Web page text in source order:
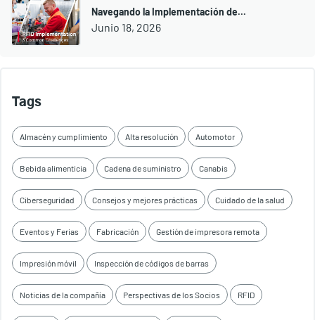
Navegando la Implementación de...
Junio 18, 2026
Tags
Almacén y cumplimiento Alta resolución Automotor
Bebida alimenticia Cadena de suministro Canabis
Ciberseguridad Consejos y mejores prácticas Cuidado de la salud
Eventos y Ferias Fabricación Gestión de impresora remota
Impresión móvil Inspección de códigos de barras
Noticias de la compañía Perspectivas de los Socios RFID